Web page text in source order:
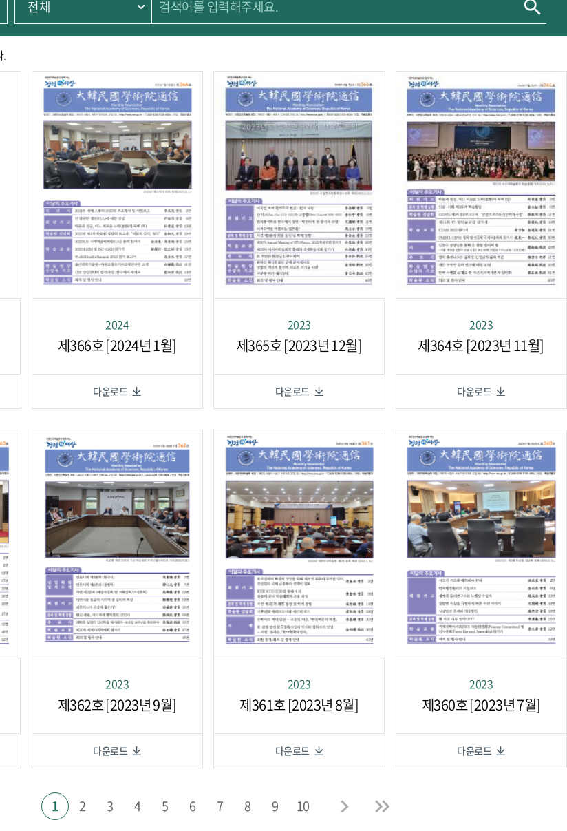
.
2024
제366호 [2024년 1월]
다운로드
2023
제365호 [2023년 12월]
다운로드
2023
제364호 [2023년 11월]
다운로드
2023
제362호 [2023년 9월]
다운로드
2023
제361호 [2023년 8월]
다운로드
2023
제360호 [2023년 7월]
다운로드
1 2 3 4 5 6 7 8 9 10